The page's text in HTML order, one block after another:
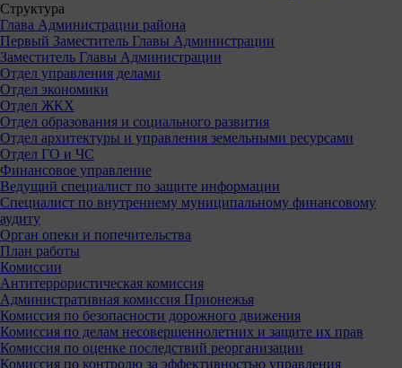
Структура
Глава Администрации района
Первый Заместитель Главы Администрации
Заместитель Главы Администрации
Отдел управления делами
Отдел экономики
Отдел ЖКХ
Отдел образования и социального развития
Отдел архитектуры и управления земельными ресурсами
Отдел ГО и ЧС
Финансовое управление
Ведущий специалист по защите информации
Специалист по внутреннему муниципальному финансовому
аудиту
Орган опеки и попечительства
План работы
Комиссии
Антитеррористическая комиссия
Административная комиссия Прионежья
Комиссия по безопасности дорожного движения
Комиссия по делам несовершеннолетних и защите их прав
Комиссия по оценке последствий реорганизации
Комиссия по контролю за эффективностью управления